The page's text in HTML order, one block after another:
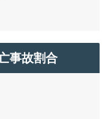
事故割合